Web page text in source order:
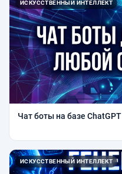
ИСКУССТВЕННЫЙ ИНТЕЛЛЕКТ
Чат боты на базе ChatGPT
ИСКУССТВЕННЫЙ ИНТЕЛЛЕКТ